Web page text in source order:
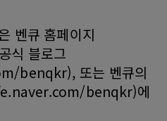
벤큐 홈페이지
블로그
benqkr), 또는 벤큐의
benqkr)에